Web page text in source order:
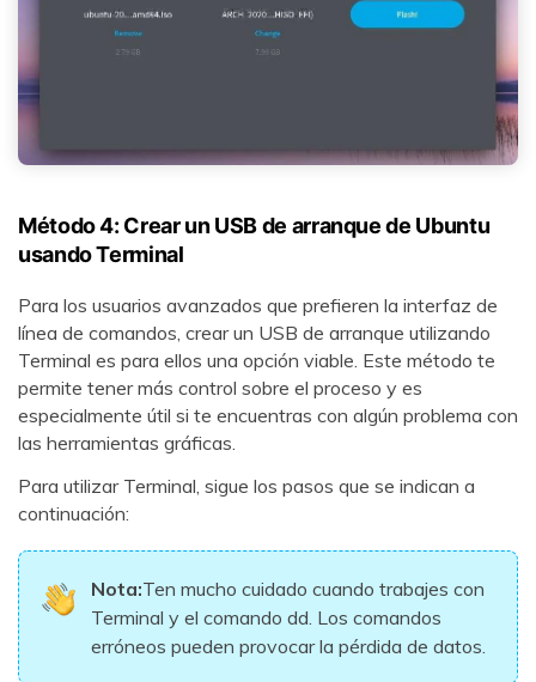
Método 4: Crear un USB de arranque de Ubuntu
usando Terminal
Para los usuarios avanzados que prefieren la interfaz de
línea de comandos, crear un USB de arranque utilizando
Terminal es para ellos una opción viable. Este método te
permite tener más control sobre el proceso y es
especialmente útil si te encuentras con algún problema con
las herramientas gráficas.
Para utilizar Terminal, sigue los pasos que se indican a
continuación:
Nota:Ten mucho cuidado cuando trabajes con
Terminal y el comando dd. Los comandos
erróneos pueden provocar la pérdida de datos.